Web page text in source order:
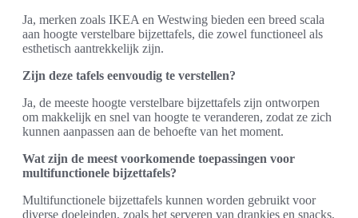
Ja, merken zoals IKEA en Westwing bieden een breed scala
aan hoogte verstelbare bijzettafels, die zowel functioneel als
esthetisch aantrekkelijk zijn.
Zijn deze tafels eenvoudig te verstellen?
Ja, de meeste hoogte verstelbare bijzettafels zijn ontworpen
om makkelijk en snel van hoogte te veranderen, zodat ze zich
kunnen aanpassen aan de behoefte van het moment.
Wat zijn de meest voorkomende toepassingen voor
multifunctionele bijzettafels?
Multifunctionele bijzettafels kunnen worden gebruikt voor
diverse doeleinden, zoals het serveren van drankjes en snacks,